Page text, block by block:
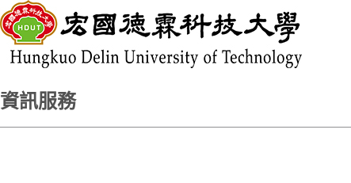
資訊服務